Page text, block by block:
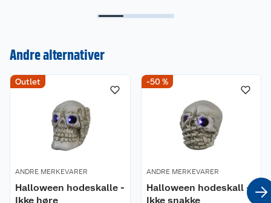
Andre alternativer
Outlet
ANDRE MERKEVARER
Halloween hodeskalle -
Ikke høre
-50 %
ANDRE MERKEVARER
Halloween hodeskall -
Ikke snakke
Om oss
Våre butikker
Coop kjeder
Kontakt oss
Angre- og returrett
Reklamasjon og garanti
Betalingsalternativer